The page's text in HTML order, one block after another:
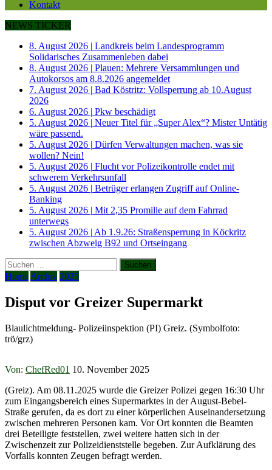
Kontakt
NEWS TICKER
8. August 2026 | Landkreis beim Landesprogramm
Solidarisches Zusammenleben dabei
8. August 2026 | Plauen: Mehrere Versammlungen und
Autokorsos am 8.8.2026 angemeldet
7. August 2026 | Bad Köstritz: Vollsperrung ab 10.August
2026
6. August 2026 | Pkw beschädigt
5. August 2026 | Neuer Titel für „Super Alex“? Mister Untätig
wäre passend.
5. August 2026 | Dürfen Verwaltungen machen, was sie
wollen? Nein!
5. August 2026 | Flucht vor Polizeikontrolle endet mit
schwerem Verkehrsunfall
5. August 2026 | Betrüger erlangen Zugriff auf Online-
Banking
5. August 2026 | Mit 2,35 Promille auf dem Fahrrad
unterwegs
5. August 2026 | Ab 1.9.26: Straßensperrung in Köckritz
zwischen Abzweig B92 und Ortseingang
Suchen
nach:
Home Archiv 2025
Disput vor Greizer Supermarkt
Blaulichtmeldung- Polizeiinspektion (PI) Greiz. (Symbolfoto:
trö/grz)
Von: ChefRed01 10. November 2025
(Greiz). Am 08.11.2025 wurde die Greizer Polizei gegen 16:30 Uhr
zum Eingangsbereich eines Supermarktes in der August-Bebel-
Straße gerufen, da es dort zu einer körperlichen Auseinandersetzung
zwischen mehreren Personen kam. Vor Ort konnten die Beamten
drei Beteiligte feststellen, zwei weitere hatten sich in der
Zwischenzeit zur Polizeidienststelle begeben. Zur Aufklärung des
Vorfalls konnten Zeugen befragt werden.